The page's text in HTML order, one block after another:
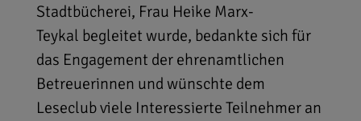
Stadtbücherei, Frau Heike Marx-
Teykal begleitet wurde, bedankte sich für
das Engagement der ehrenamtlichen
Betreuerinnen und wünschte dem
Leseclub viele Interessierte Teilnehmer an